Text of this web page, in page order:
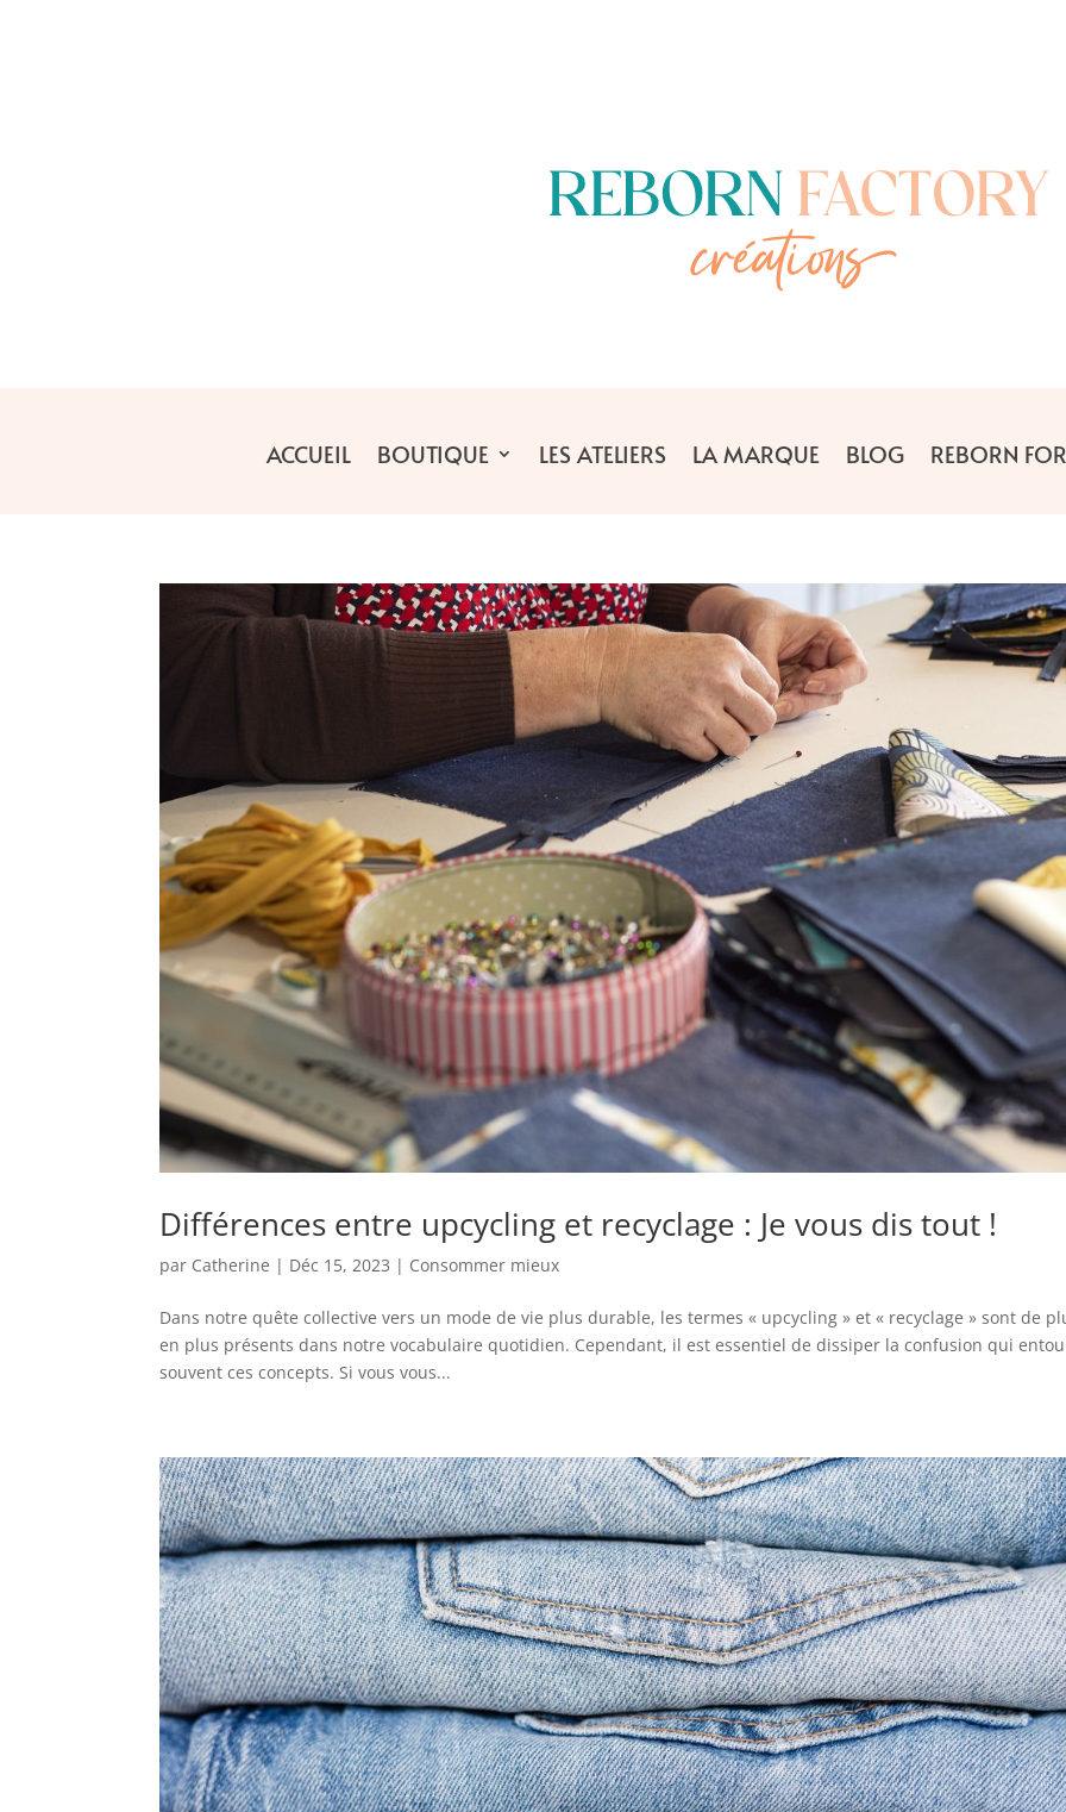
ACCUEIL BOUTIQUE LES ATELIERS LA MARQUE BLOG REBORN
Différences entre upcycling et recyclage : Je vous dis tout !
par Catherine | Déc 15, 2023 | Consommer mieux
Dans notre quête collective vers un mode de vie plus durable, les termes « upcycling » et « recyclage » sont de
en plus présents dans notre vocabulaire quotidien. Cependant, il est essentiel de dissiper la confusion qui
souvent ces concepts. Si vous vous...